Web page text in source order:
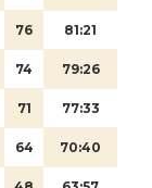
76 81:21
74 79:26
71 77:33
64 70:40